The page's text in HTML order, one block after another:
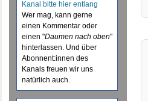
Kanal bitte hier entlang
Wer mag, kann gerne
einen Kommentar oder
einen "Daumen nach oben"
hinterlassen. Und über
Abonnent:innen des
Kanals freuen wir uns
natürlich auch.